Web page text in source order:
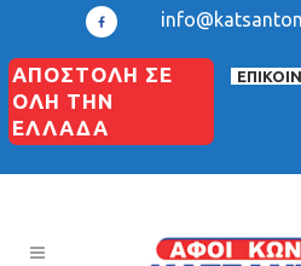
ΑΠΟΣΤΟΛΗ ΣΕ
ΟΛΗ ΤΗΝ
ΕΛΛΑΔΑ